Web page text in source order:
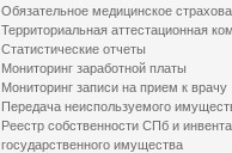
Обязательное медицинское
Территориальная аттестационная
Статистические отчеты
Мониторинг заработной платы
Мониторинг записи на прием к врачу
Передача неиспользуемого
Реестр собственности СПб и
государственного имущества